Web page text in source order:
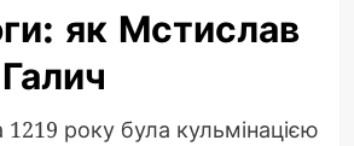
як Мстислав
року була кульмінацією